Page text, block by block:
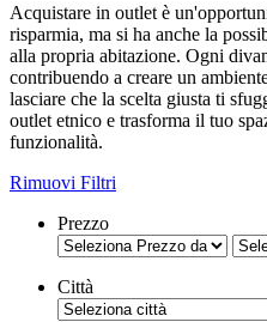
Acquistare in outlet è
risparmia, ma si ha anche la
alla propria abitazione. Ogni
contribuendo a creare un
lasciare che la scelta giusta ti
outlet etnico e trasforma il tuo
funzionalità.
Rimuovi Filtri
Prezzo
Città